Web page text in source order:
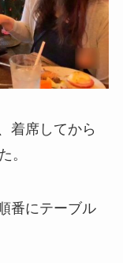
着席してから
。
番にテーブル